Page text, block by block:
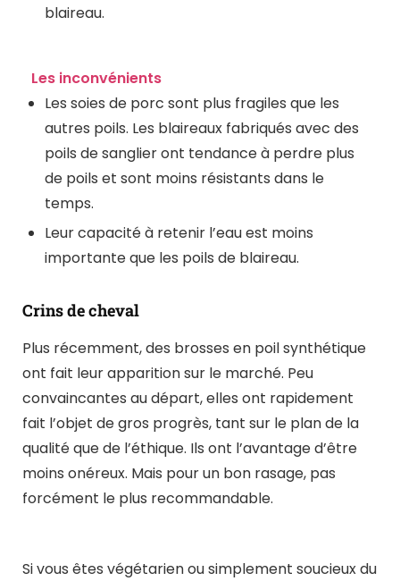
blaireau.
Les inconvénients
Les soies de porc sont plus fragiles que les
autres poils. Les blaireaux fabriqués avec des
poils de sanglier ont tendance à perdre plus
de poils et sont moins résistants dans le
temps.
Leur capacité à retenir l’eau est moins
importante que les poils de blaireau.
Crins de cheval
Plus récemment, des brosses en poil synthétique
ont fait leur apparition sur le marché. Peu
convaincantes au départ, elles ont rapidement
fait l’objet de gros progrès, tant sur le plan de la
qualité que de l’éthique. Ils ont l’avantage d’être
moins onéreux. Mais pour un bon rasage, pas
forcément le plus recommandable.
Si vous êtes végétarien ou simplement soucieux du